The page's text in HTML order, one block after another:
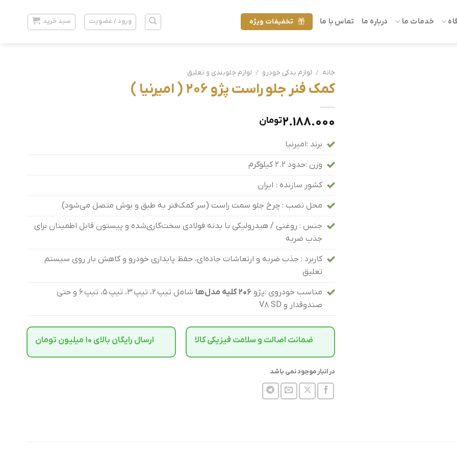
خدمات ما درباره ما تماس با ما تخفیفات ویژه ورود / عضویت سبد خرید
خانه / لوازم یدکی خودرو / لوازم جلوبندی و تعلیق
کمک فنر جلو راست پژو 206 ( امیرنیا )
2.188.000تومان
برند :امیرنیا
وزن :حدود 2.2 کیلوگرم
کشور سازنده : ایران
محل نصب : چرخ جلو سمت راست (سر کمک‌فنر به طبق و بوش متصل می‌شود)
جنس : روغنی / هیدرولیکی با بدنه فولادی سخت‌کاری‌شده و پیستون‌ قابل اطمینان برای
جذب ضربه
کاربرد : جذب ضربه و ارتعاشات جاده‌ای، حفظ پایداری خودرو و کاهش بار روی سیستم
تعلیق
مناسب خودروی :پژو ۲۰۶ کلیه مدل‌ها
شامل تیپ ۲، تیپ ۳، تیپ ۵، تیپ ۶ و حتی
صندوقدار و V8 SD
ضمانت اصالت و سلامت فیزیکی کالا ارسال رایگان بالای 10 میلیون تومان
در انبار موجود نمی باشد